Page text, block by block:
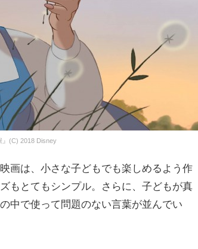
』(C) 2018 Disney
画は、小さな子どもでも楽しめるよう作
もとてもシンプル。さらに、子どもが真
中で使って問題のない言葉が並んでい